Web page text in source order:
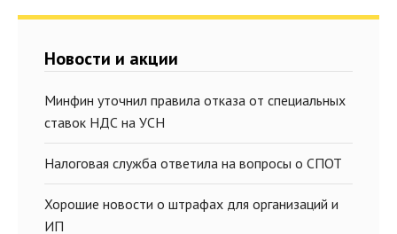
Новости и акции
Минфин уточнил правила отказа от специальных
ставок НДС на УСН
Налоговая служба ответила на вопросы о СПОТ
Хорошие новости о штрафах для организаций и
ИП